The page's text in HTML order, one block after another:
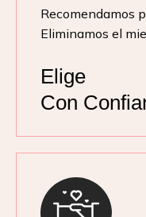
Recomendamos
Eliminamos el
Elige
Con